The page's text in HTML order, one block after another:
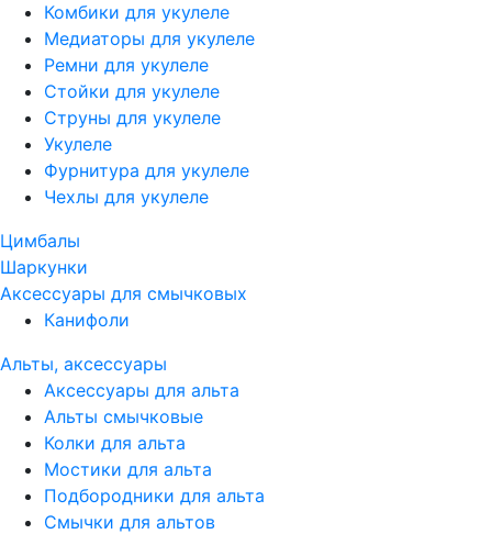
Комбики для укулеле
Медиаторы для укулеле
Ремни для укулеле
Стойки для укулеле
Струны для укулеле
Укулеле
Фурнитура для укулеле
Чехлы для укулеле
Цимбалы
Шаркунки
Аксессуары для смычковых
Канифоли
Альты, аксессуары
Аксессуары для альта
Альты смычковые
Колки для альта
Мостики для альта
Подбородники для альта
Смычки для альтов